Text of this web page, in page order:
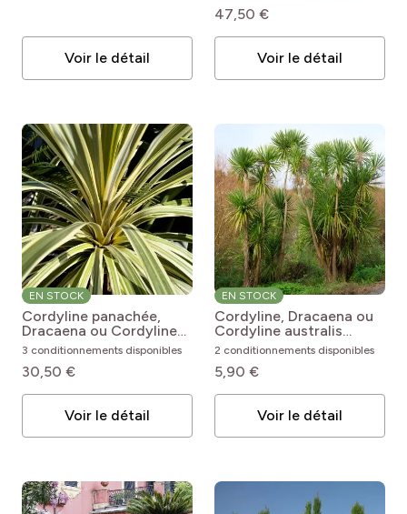
Voir le détail
47,50 €
Voir le détail
EN STOCK
Cordyline panachée,
Dracaena ou Cordyline
australis ‘Torbay Dazzler’
Cordyline australis
Torbay Dazzler
3 conditionnements disponibles
30,50 €
Voir le détail
EN STOCK
Cordyline, Dracaena ou
Cordyline australis
Cordyline australis
2 conditionnements disponibles
5,90 €
Voir le détail